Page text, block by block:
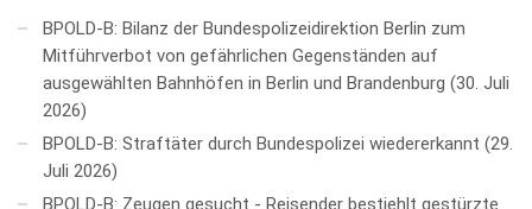
BPOLD-B: Bilanz der Bundespolizeidirektion Berlin zum
Mitführverbot von gefährlichen Gegenständen auf
ausgewählten Bahnhöfen in Berlin und Brandenburg 30. Juli
2026
BPOLD-B: Straftäter durch Bundespolizei wiedererkannt 29.
Juli 2026
BPOLD-B: Zeugen gesucht - Reisender bestiehlt gestürzte